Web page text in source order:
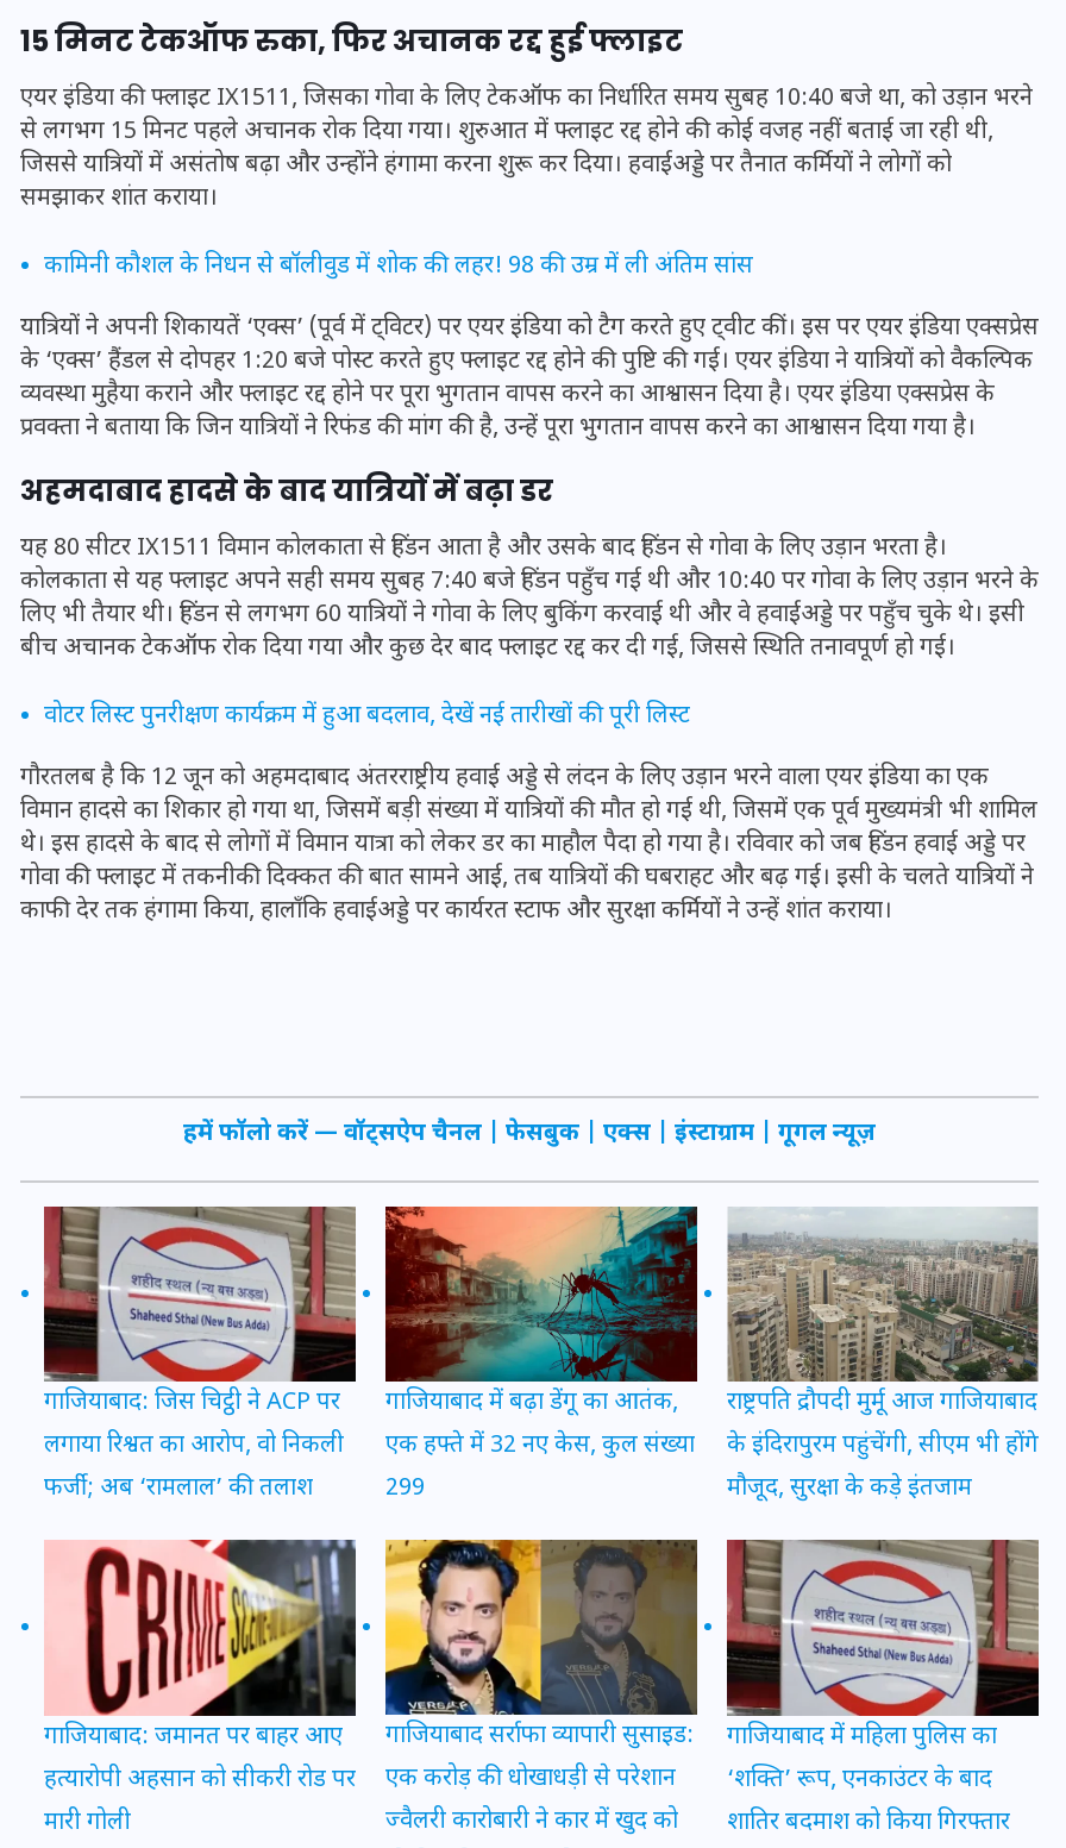
15 मिनट टेकऑफ रुका, फिर अचानक रद्द हुई फ्लाइट
एयर इंडिया की फ्लाइट IX1511, जिसका गोवा के लिए टेकऑफ का निर्धारित समय सुबह 10:40 बजे था, को उड़ान भरने
से लगभग 15 मिनट पहले अचानक रोक दिया गया। शुरुआत में फ्लाइट रद्द होने की कोई वजह नहीं बताई जा रही थी,
जिससे यात्रियों में असंतोष बढ़ा और उन्होंने हंगामा करना शुरू कर दिया। हवाईअड्डे पर तैनात कर्मियों ने लोगों को
समझाकर शांत कराया।
कामिनी कौशल के निधन से बॉलीवुड में शोक की लहर! 98 की उम्र में ली अंतिम सांस
यात्रियों ने अपनी शिकायतें ‘एक्स’ (पूर्व में ट्विटर) पर एयर इंडिया को टैग करते हुए ट्वीट कीं। इस पर एयर इंडिया एक्सप्रेस
के ‘एक्स’ हैंडल से दोपहर 1:20 बजे पोस्ट करते हुए फ्लाइट रद्द होने की पुष्टि की गई। एयर इंडिया ने यात्रियों को वैकल्पिक
व्यवस्था मुहैया कराने और फ्लाइट रद्द होने पर पूरा भुगतान वापस करने का आश्वासन दिया है। एयर इंडिया एक्सप्रेस के
प्रवक्ता ने बताया कि जिन यात्रियों ने रिफंड की मांग की है, उन्हें पूरा भुगतान वापस करने का आश्वासन दिया गया है।
अहमदाबाद हादसे के बाद यात्रियों में बढ़ा डर
यह 80 सीटर IX1511 विमान कोलकाता से हिंडन आता है और उसके बाद हिंडन से गोवा के लिए उड़ान भरता है।
कोलकाता से यह फ्लाइट अपने सही समय सुबह 7:40 बजे हिंडन पहुँच गई थी और 10:40 पर गोवा के लिए उड़ान भरने के
लिए भी तैयार थी। हिंडन से लगभग 60 यात्रियों ने गोवा के लिए बुकिंग करवाई थी और वे हवाईअड्डे पर पहुँच चुके थे। इसी
बीच अचानक टेकऑफ रोक दिया गया और कुछ देर बाद फ्लाइट रद्द कर दी गई, जिससे स्थिति तनावपूर्ण हो गई।
वोटर लिस्ट पुनरीक्षण कार्यक्रम में हुआ बदलाव, देखें नई तारीखों की पूरी लिस्ट
गौरतलब है कि 12 जून को अहमदाबाद अंतरराष्ट्रीय हवाई अड्डे से लंदन के लिए उड़ान भरने वाला एयर इंडिया का एक
विमान हादसे का शिकार हो गया था, जिसमें बड़ी संख्या में यात्रियों की मौत हो गई थी, जिसमें एक पूर्व मुख्यमंत्री भी शामिल
थे। इस हादसे के बाद से लोगों में विमान यात्रा को लेकर डर का माहौल पैदा हो गया है। रविवार को जब हिंडन हवाई अड्डे पर
गोवा की फ्लाइट में तकनीकी दिक्कत की बात सामने आई, तब यात्रियों की घबराहट और बढ़ गई। इसी के चलते यात्रियों ने
काफी देर तक हंगामा किया, हालाँकि हवाईअड्डे पर कार्यरत स्टाफ और सुरक्षा कर्मियों ने उन्हें शांत कराया।
हमें फॉलो करें — वॉट्सऐप चैनल फेसबुक एक्स इंस्टाग्राम गूगल न्यूज़
गाजियाबाद: जिस चिट्ठी ने ACP पर
लगाया रिश्वत का आरोप, वो निकली
फर्जी; अब ‘रामलाल’ की तलाश
गाजियाबाद में बढ़ा डेंगू का आतंक,
एक हफ्ते में 32 नए केस, कुल संख्या
299
राष्ट्रपति द्रौपदी मुर्मू आज गाजियाबाद
के इंदिरापुरम पहुंचेंगी, सीएम भी होंगे
मौजूद, सुरक्षा के कड़े इंतजाम
गाजियाबाद: जमानत पर बाहर आए
हत्यारोपी अहसान को सीकरी रोड पर
मारी गोली
गाजियाबाद सर्राफा व्यापारी सुसाइड:
एक करोड़ की धोखाधड़ी से परेशान
ज्वैलरी कारोबारी ने कार में खुद को
गाजियाबाद में महिला पुलिस का
‘शक्ति’ रूप, एनकाउंटर के बाद
शातिर बदमाश को किया गिरफ्तार
30 दिसम्बर 2025
UPSSSC Lekhpal Recruitment
पर बंपर भर्ती का विज्ञापन जारी,
जानें कब से शुरू होंगे आवेदन
16 दिसम्बर 2025
UPSSSC Lekhpal Recruitment
जानें कब से शुरू होंगे आवेदन
16 दिसम्बर 2025
20 जनवरी 2026 20 जनवरी 2026
इस सप्ताह का राशिफल: जानिए
क्या कहते हैं आपके सितारे (25
अगस्त से 31 अगस्त)
इस सप्ताह का राशिफल: जानिए
क्या कहते हैं आपके सितारे (25
अगस्त से 31 अगस्त)